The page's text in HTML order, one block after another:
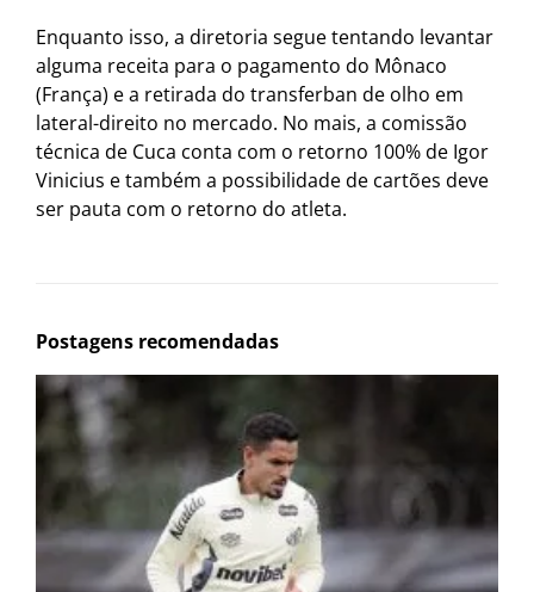
Enquanto isso, a diretoria segue tentando levantar
alguma receita para o pagamento do Mônaco
(França) e a retirada do transferban de olho em
lateral-direito no mercado. No mais, a comissão
técnica de Cuca conta com o retorno 100% de Igor
Vinicius e também a possibilidade de cartões deve
ser pauta com o retorno do atleta.
Postagens recomendadas